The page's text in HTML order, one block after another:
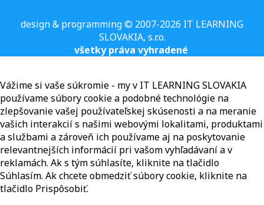
design & programming © 2007-2026 IT LEARNING
SLOVAKIA, s.r.o.
všetky práva vyhradené
Vážime si vaše súkromie - my v IT LEARNING SLOVAKIA
používame súbory cookie a podobné technológie na
zlepšovanie vašej používateľskej skúsenosti a na meranie
vašich interakcií s našimi webovými lokalitami, produktami
a službami a zároveň ich používame aj na poskytovanie
relevantnejších informácií pri vašom vyhľadávaní a v
reklamách. Ak s tým súhlasíte, kliknite na tlačidlo
Súhlasím. Ak chcete obmedziť súbory cookie, kliknite na
tlačidlo Prispôsobiť.